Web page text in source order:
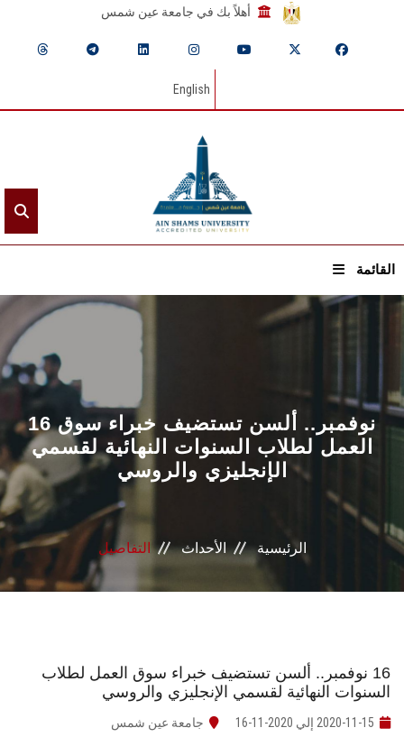
أهلاً بك في جامعة عين شمس
English
القائمة
الرئيسيـة
عن الجامعة
القطاعـات
الشئون الأكاديمية
البحث العلمي
الرعاية الصحية
الأنظمة الذكية
16 نوفمبر.. ألسن تستضيف خبراء سوق
العمل لطلاب السنوات النهائية لقسمي
الإنجليزي والروسي
الرئيسية الأحداث التفاصيل
16 نوفمبر.. ألسن تستضيف خبراء سوق العمل لطلاب
السنوات النهائية لقسمي الإنجليزي والروسي
2020-11-15 إلي 2020-11-16 جامعة عين شمس